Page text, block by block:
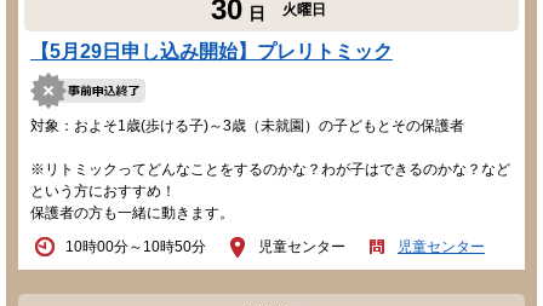
30 日 火曜日
【5月29日申し込み開始】プレリトミック
対象：およそ1歳(歩ける子)～3歳（未就園）の子どもとその保護者
※リトミックってどんなことをするのかな？わが子はできるのかな？など
という方におすすめ！
保護者の方も一緒に動きます。
10時00分～10時50分
児童センター 児童センター